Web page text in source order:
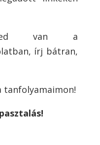
van a
írj bátran,
tanfolyamaimon!